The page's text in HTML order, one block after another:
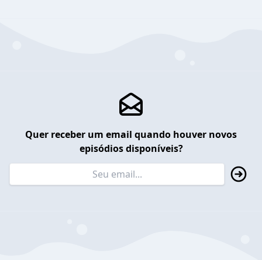
Quer receber um email quando houver novos
episódios disponíveis?